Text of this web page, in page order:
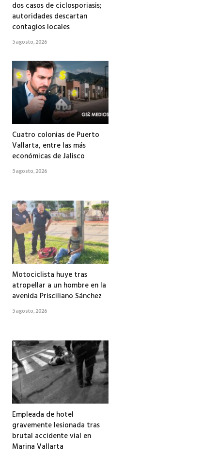
dos casos de ciclosporiasis;
autoridades descartan
contagios locales
5 agosto, 2026
Cuatro colonias de Puerto
Vallarta, entre las más
económicas de Jalisco
5 agosto, 2026
Motociclista huye tras
atropellar a un hombre en la
avenida Prisciliano Sánchez
5 agosto, 2026
Empleada de hotel
gravemente lesionada tras
brutal accidente vial en
Marina Vallarta